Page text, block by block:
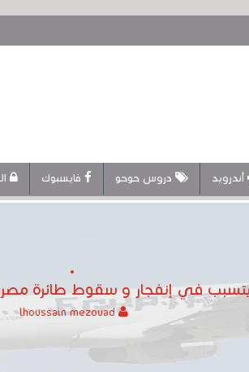
أندرويد دروس حوحو فايسبوك
في إنفجار و سقوط طائرة
lhoussain mezouad